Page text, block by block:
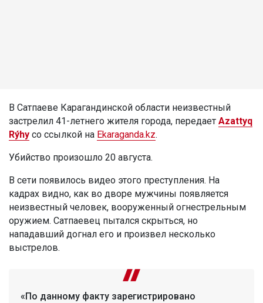
В Сатпаеве Карагандинской области неизвестный
застрелил 41-летнего жителя города, передает Azattyq
Rýhy со ссылкой на Ekaraganda.kz.
Убийство произошло 20 августа.
В сети появилось видео этого преступления. На
кадрах видно, как во дворе мужчины появляется
неизвестный человек, вооруженный огнестрельным
оружием. Сатпаевец пытался скрыться, но
нападавший догнал его и произвел несколько
выстрелов.
«По данному факту зарегистрировано